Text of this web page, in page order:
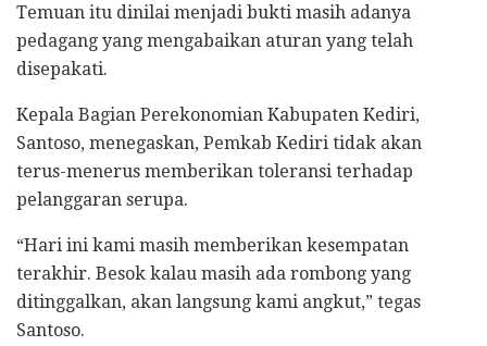
Temuan itu dinilai menjadi bukti masih adanya
pedagang yang mengabaikan aturan yang telah
disepakati.
Kepala Bagian Perekonomian Kabupaten Kediri,
Santoso, menegaskan, Pemkab Kediri tidak akan
terus-menerus memberikan toleransi terhadap
pelanggaran serupa.
“Hari ini kami masih memberikan kesempatan
terakhir. Besok kalau masih ada rombong yang
ditinggalkan, akan langsung kami angkut,” tegas
Santoso.